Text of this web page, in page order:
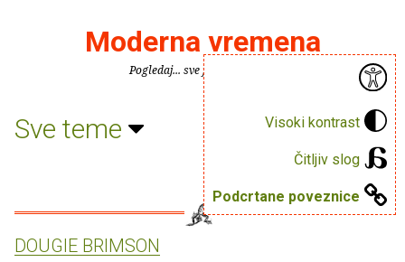
Visoki kontrast
Čitljiv slog
Podcrtane poveznice
Moderna vremena
Pogledaj... sve je puno knjiga.
Sve teme
DOUGIE BRIMSON